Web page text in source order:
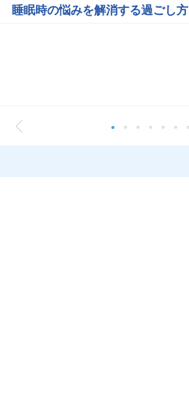
睡眠時の悩みを解消する過ごし方